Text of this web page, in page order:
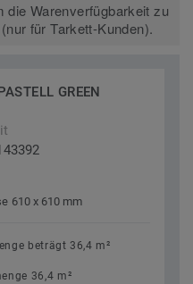
die Warenverfügbarkeit zu
für Tarkett-Kunden).
GREEN
610 x 610 mm
beträgt 36,4 m²
36,4 m²